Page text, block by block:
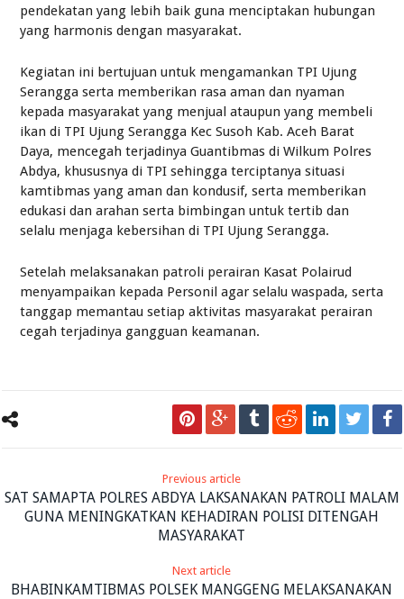
pendekatan yang lebih baik guna menciptakan hubungan
yang harmonis dengan masyarakat.
Kegiatan ini bertujuan untuk mengamankan TPI Ujung
Serangga serta memberikan rasa aman dan nyaman
kepada masyarakat yang menjual ataupun yang membeli
ikan di TPI Ujung Serangga Kec Susoh Kab. Aceh Barat
Daya, mencegah terjadinya Guantibmas di Wilkum Polres
Abdya, khususnya di TPI sehingga terciptanya situasi
kamtibmas yang aman dan kondusif, serta memberikan
edukasi dan arahan serta bimbingan untuk tertib dan
selalu menjaga kebersihan di TPI Ujung Serangga.
Setelah melaksanakan patroli perairan Kasat Polairud
menyampaikan kepada Personil agar selalu waspada, serta
tanggap memantau setiap aktivitas masyarakat perairan
cegah terjadinya gangguan keamanan.
Previous article
SAT SAMAPTA POLRES ABDYA LAKSANAKAN PATROLI MALAM
GUNA MENINGKATKAN KEHADIRAN POLISI DITENGAH
MASYARAKAT
Next article
BHABINKAMTIBMAS POLSEK MANGGENG MELAKSANAKAN